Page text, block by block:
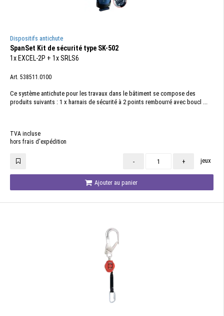
Dispositifs antichute
SpanSet Kit de sécurité type SK-502
1x EXCEL-2P + 1x SRLS6
Art. 538511.0100
Ce système antichute pour les travaux dans le bâtiment se compose des
produits suivants : 1 x harnais de sécurité à 2 points rembourré avec boucl ...
TVA incluse
hors frais d'expédition
- + jeux
Ajouter au panier